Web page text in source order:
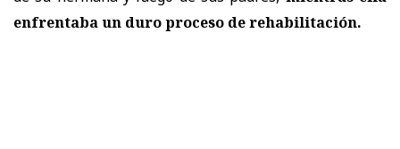
enfrentaba un duro proceso de rehabilitación.